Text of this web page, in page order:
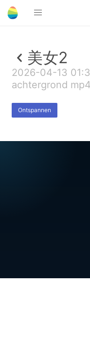
美女2
2026-04-13
achtergrond
Ontspannen